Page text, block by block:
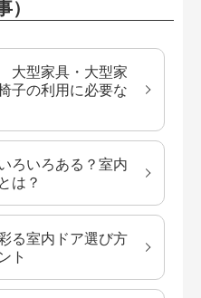
大型家具・大型家
子の利用に必要な
ろいろある？室内
は？
る室内ドア選び方
ト